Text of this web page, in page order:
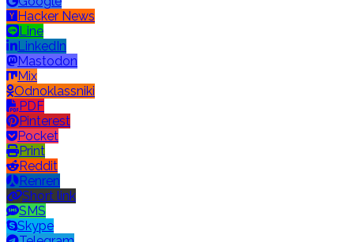
Hacker News
Line
LinkedIn
Mastodon
Mix
Odnoklassniki
PDF
Pinterest
Pocket
Print
Reddit
Renren
Short link
SMS
Skype